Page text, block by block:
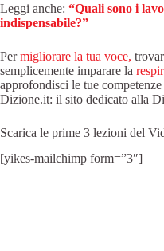
Leggi anche: “Quali sono i
indispensabile?”
Permigliorare la tua voce,
semplicemente imparare la
approfondisci le tue
Dizione.it: il sito dedicato alla
Scarica le prime 3 lezioni del
[yikes-mailchimp form=”3″]